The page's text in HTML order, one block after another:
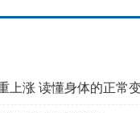
上涨 读懂身体的正常